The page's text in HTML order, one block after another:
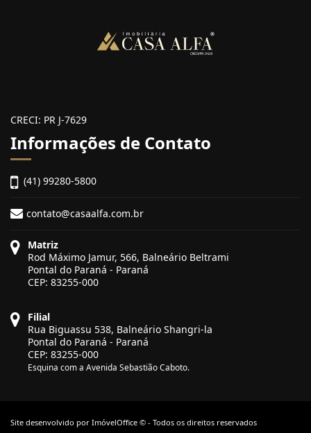
CRECI: PR J-7629
Informações de Contato
(41) 99280-5800
contato@casaalfa.com.br
Matriz
Rod Máximo Jamur, 566, Balneário Beltrami
Pontal do Paraná - Paraná
CEP: 83255-000
Filial
Rua Biguassu 538, Balneário Shangri-la
Pontal do Paraná - Paraná
CEP: 83255-000
Esquina com a Avenida Sebastião Caboto.
Site desenvolvido por ImóvelOffice © - Todos os direitos reservados